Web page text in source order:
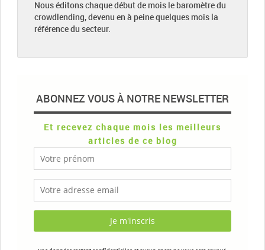
Nous éditons chaque début de mois le baromètre du
crowdlending, devenu en à peine quelques mois la
référence du secteur.
ABONNEZ VOUS À NOTRE NEWSLETTER
Et recevez chaque mois les meilleurs
articles de ce blog